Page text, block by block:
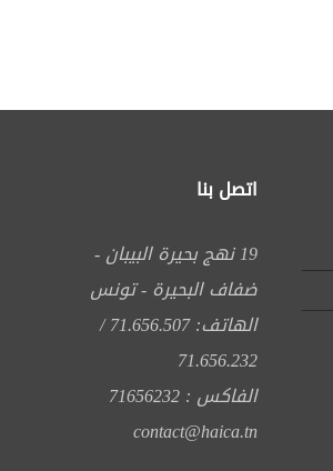
اتصل بنا
19 نهج بحيرة البيبان -
ضفاف البحيرة - تونس
الهاتف: 71.656.507 /
71.656.232
الفاكس : 71656232
contact@haica.tn